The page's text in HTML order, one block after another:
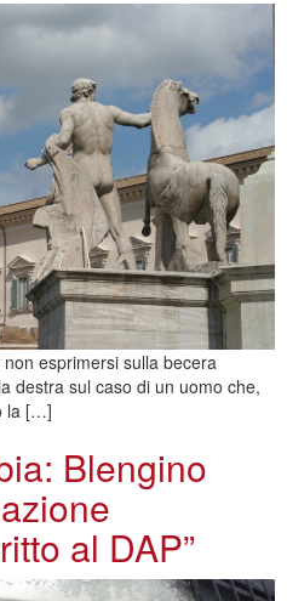
esprimersi sulla becera
destra sul caso di un uomo che,
la […]
Blengino
al DAP”